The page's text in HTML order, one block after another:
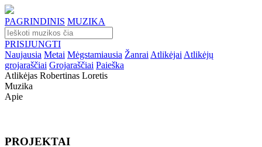
PAGRINDINIS MUZIKA
PRISIJUNGTI
Naujausia Metai Mėgstamiausia Žanrai Atlikėjai Atlikėjų
grojaraščiai Grojaraščiai Paieška
Atlikėjas Robertinas Loretis
Muzika
Apie
PROJEKTAI